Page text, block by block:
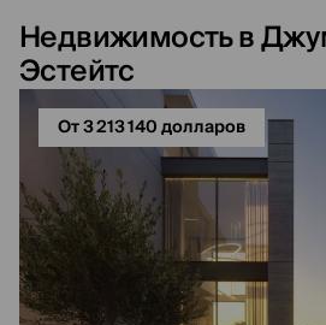
Недвижимость в
Эстейтс
От 3 213 140 долларов